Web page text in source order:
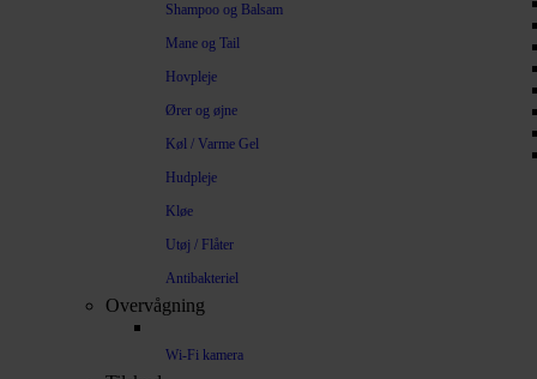
Shampoo og Balsam
Mane og Tail
Hovpleje
Ører og øjne
Køl / Varme Gel
Hudpleje
Kløe
Utøj / Flåter
Antibakteriel
Overvågning
Wi-Fi kamera